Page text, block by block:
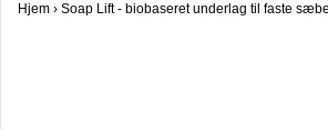
Hjem › Soap Lift - biobaseret underlag til faste